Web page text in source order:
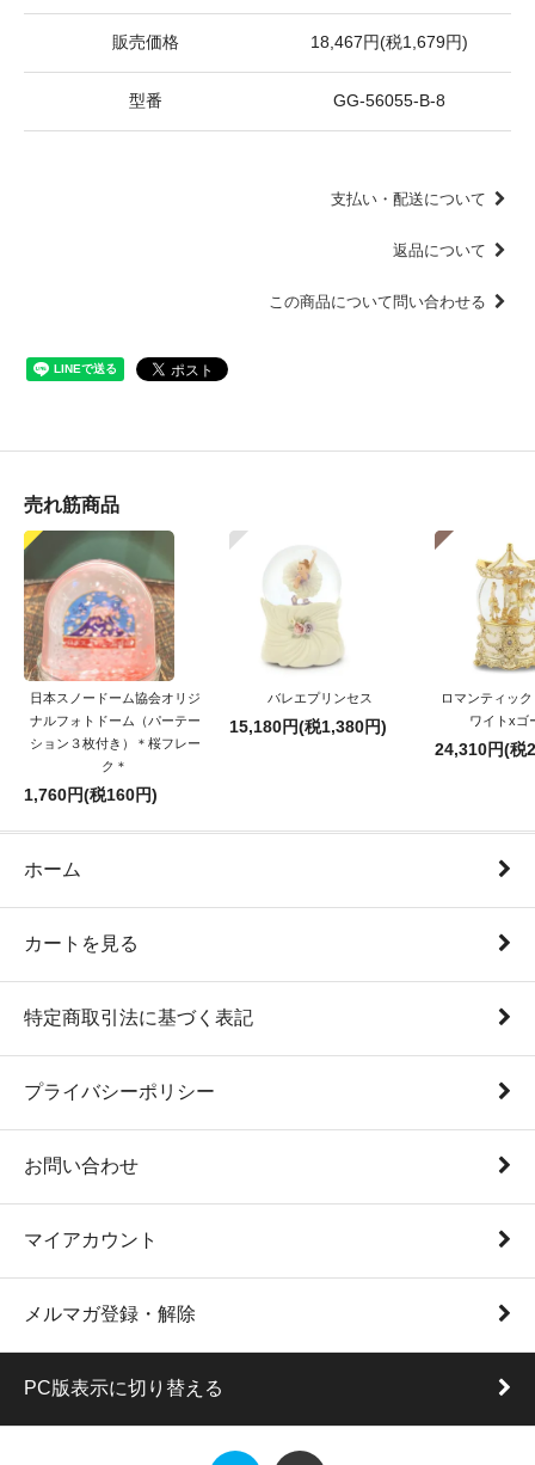
販売価格 18,467円(税1,679円)
型番 GG-56055-B-8
支払い・配送について
返品について
この商品について問い合わせる
売れ筋商品
日本スノードーム協会オリジ
ナルフォトドーム（パーテー
ション３枚付き）＊桜フレー
ク＊
1,760円(税160円)
バレエプリンセス
15,180円(税1,380円)
ロマンティッ
ワイトxゴ
24,310円(税
ホーム
カートを見る
特定商取引法に基づく表記
プライバシーポリシー
お問い合わせ
マイアカウント
メルマガ登録・解除
PC版表示に切り替える